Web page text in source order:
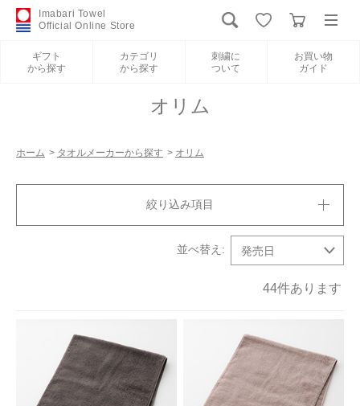
Imabari Towel
Official Online Store
ギフト
から探す
カテゴリ
から探す
刺繍に
ついて
お買い物
ガイド
新規会員登録
カテゴリから探す
今治タオルについて
オリム
絞り込み項目
44件あります
ホーム > タオルメーカーから探す > オリム